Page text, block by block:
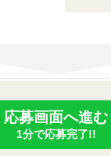
応募画面へ進む
1分で応募完了!!